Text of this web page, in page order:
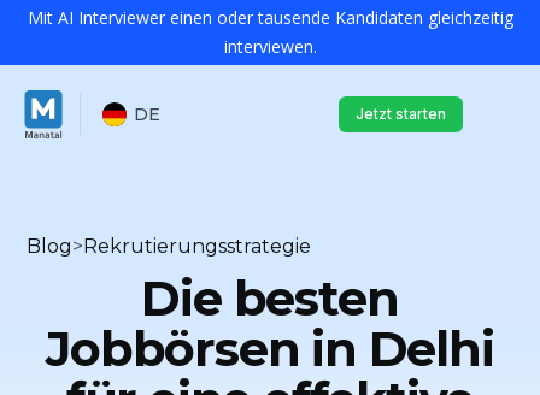
Mit AI Interviewer einen oder tausende Kandidaten gleichzeitig
interviewen.
DE Jetzt starten
Blog>Rekrutierungsstrategie
Die besten
Jobbörsen in Delhi